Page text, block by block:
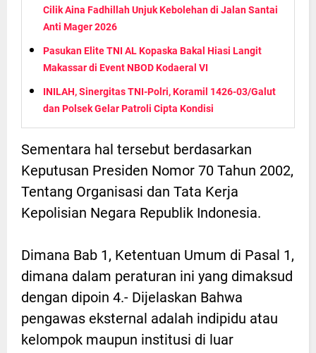
Cilik Aina Fadhillah Unjuk Kebolehan di Jalan Santai
Anti Mager 2026
Pasukan Elite TNI AL Kopaska Bakal Hiasi Langit
Makassar di Event NBOD Kodaeral VI
INILAH, Sinergitas TNI-Polri, Koramil 1426-03/Galut
dan Polsek Gelar Patroli Cipta Kondisi
Sementara hal tersebut berdasarkan
Keputusan Presiden Nomor 70 Tahun 2002,
Tentang Organisasi dan Tata Kerja
Kepolisian Negara Republik Indonesia.
Dimana Bab 1, Ketentuan Umum di Pasal 1,
dimana dalam peraturan ini yang dimaksud
dengan dipoin 4.- Dijelaskan Bahwa
pengawas eksternal adalah indipidu atau
kelompok maupun institusi di luar